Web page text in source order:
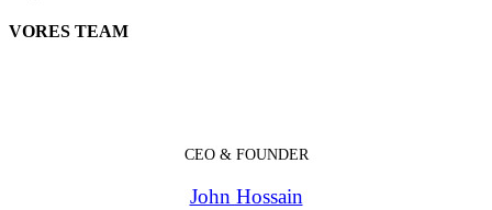
VORES TEAM
CEO & FOUNDER
John Hossain